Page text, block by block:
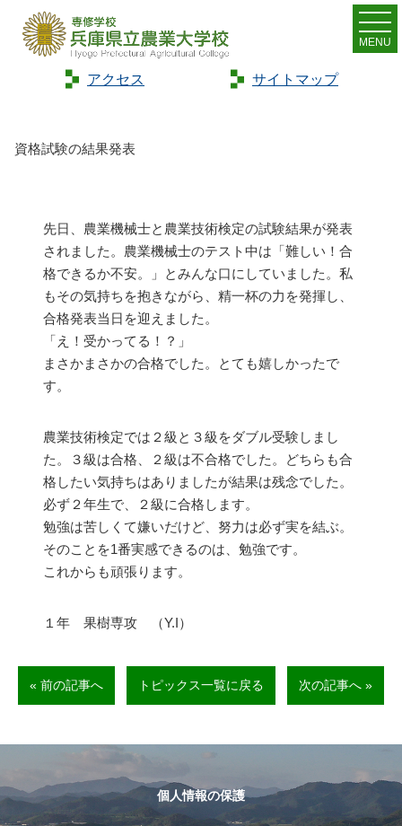
アクセス サイトマップ
MENU
Home> トピックス 資格試験の結果発表
資格試験の結果発表
先日、農業機械士と農業技術検定の試験結果が発表
されました。農業機械士のテスト中は「難しい！合
格できるか不安。」とみんな口にしていました。私
もその気持ちを抱きながら、精一杯の力を発揮し、
合格発表当日を迎えました。
「え！受かってる！？」
まさかまさかの合格でした。とても嬉しかったで
す。
農業技術検定では２級と３級をダブル受験しまし
た。３級は合格、２級は不合格でした。どちらも合
格したい気持ちはありましたが結果は残念でした。
必ず２年生で、２級に合格します。
勉強は苦しくて嫌いだけど、努力は必ず実を結ぶ。
そのことを1番実感できるのは、勉強です。
これからも頑張ります。
１年 果樹専攻 （Y.I）
« 前の記事へ トピックス一覧に戻る 次の記事へ »
個人情報の保護